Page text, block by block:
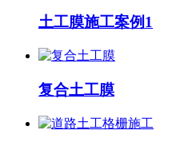
土工膜施工案例1
复合土工膜